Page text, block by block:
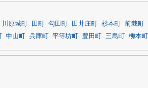
川原城町 田町 勾田町 田井庄町 杉本町 前栽町
中山町 兵庫町 平等坊町 豊田町 三島町 柳本町